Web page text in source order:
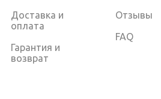
Доставка и
оплата
Гарантия и
возврат
Отзывы
FAQ